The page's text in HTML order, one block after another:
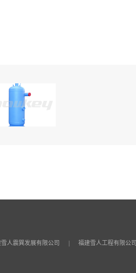
人震巽发展有限公司
福建雪人工程有限公司